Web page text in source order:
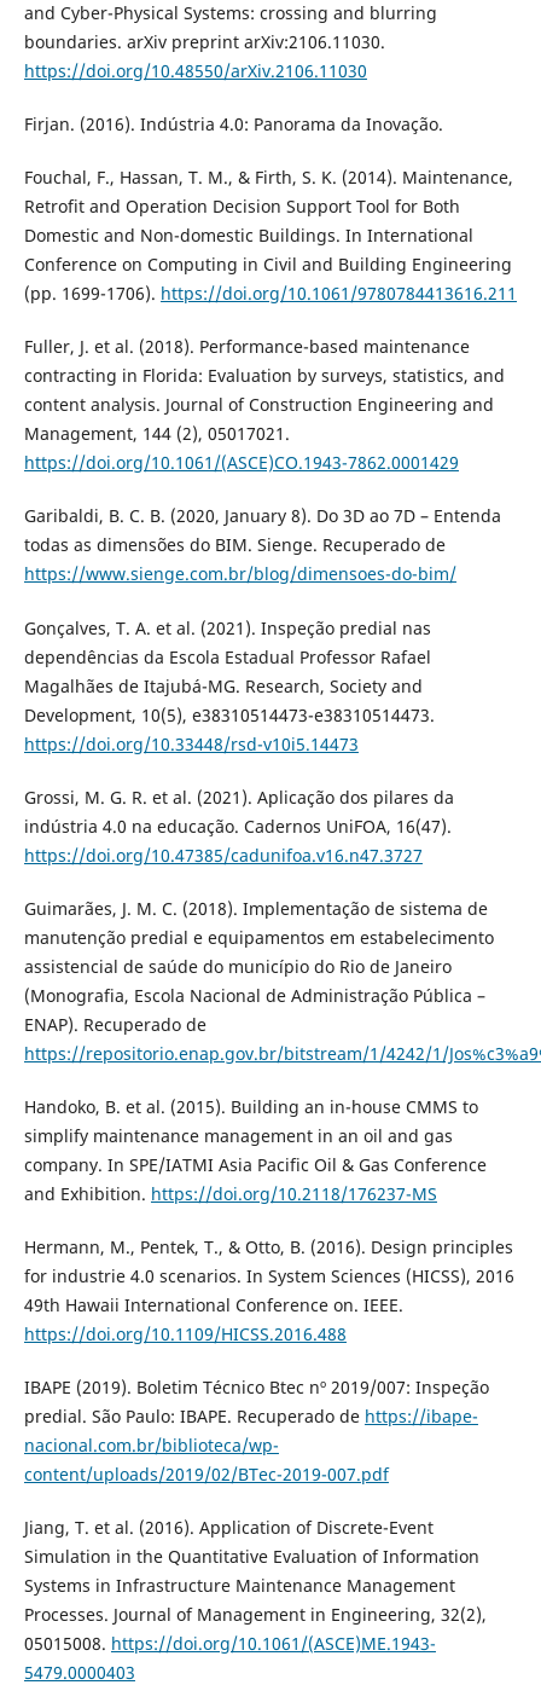
and Cyber-Physical Systems: crossing and blurring
boundaries. arXiv preprint arXiv:2106.11030.
https://doi.org/10.48550/arXiv.2106.11030
Firjan. (2016). Indústria 4.0: Panorama da Inovação.
Fouchal, F., Hassan, T. M., & Firth, S. K. (2014). Maintenance,
Retrofit and Operation Decision Support Tool for Both
Domestic and Non-domestic Buildings. In International
Conference on Computing in Civil and Building Engineering
(pp. 1699-1706). https://doi.org/10.1061/9780784413616.211
Fuller, J. et al. (2018). Performance-based maintenance
contracting in Florida: Evaluation by surveys, statistics, and
content analysis. Journal of Construction Engineering and
Management, 144 (2), 05017021.
https://doi.org/10.1061/(ASCE)CO.1943-7862.0001429
Garibaldi, B. C. B. (2020, January 8). Do 3D ao 7D – Entenda
todas as dimensões do BIM. Sienge. Recuperado de
https://www.sienge.com.br/blog/dimensoes-do-bim/
Gonçalves, T. A. et al. (2021). Inspeção predial nas
dependências da Escola Estadual Professor Rafael
Magalhães de Itajubá-MG. Research, Society and
Development, 10(5), e38310514473-e38310514473.
https://doi.org/10.33448/rsd-v10i5.14473
Grossi, M. G. R. et al. (2021). Aplicação dos pilares da
indústria 4.0 na educação. Cadernos UniFOA, 16(47).
https://doi.org/10.47385/cadunifoa.v16.n47.3727
Guimarães, J. M. C. (2018). Implementação de sistema de
manutenção predial e equipamentos em estabelecimento
assistencial de saúde do município do Rio de Janeiro
(Monografia, Escola Nacional de Administração Pública –
ENAP). Recuperado de
https://repositorio.enap.gov.br/bitstream/1/4242/1/
Handoko, B. et al. (2015). Building an in-house CMMS to
simplify maintenance management in an oil and gas
company. In SPE/IATMI Asia Pacific Oil & Gas Conference
and Exhibition. https://doi.org/10.2118/176237-MS
Hermann, M., Pentek, T., & Otto, B. (2016). Design principles
for industrie 4.0 scenarios. In System Sciences (HICSS), 2016
49th Hawaii International Conference on. IEEE.
https://doi.org/10.1109/HICSS.2016.488
IBAPE (2019). Boletim Técnico Btec nº 2019/007: Inspeção
predial. São Paulo: IBAPE. Recuperado de https://ibape-
nacional.com.br/biblioteca/wp-
content/uploads/2019/02/BTec-2019-007.pdf
Jiang, T. et al. (2016). Application of Discrete-Event
Simulation in the Quantitative Evaluation of Information
Systems in Infrastructure Maintenance Management
Processes. Journal of Management in Engineering, 32(2),
05015008. https://doi.org/10.1061/(ASCE)ME.1943-
5479.0000403